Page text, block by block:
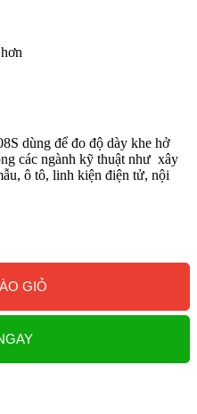
dùng để đo độ dày khe hở
các ngành kỹ thuật như xây
ô tô, linh kiện điện tử, nội
GIỎ